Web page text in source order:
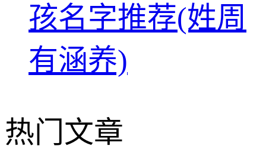
孩名字推荐(姓周
有涵养)
热门文章